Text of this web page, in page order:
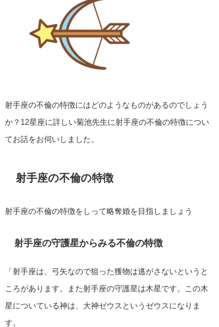
射手座の不倫の特徴にはどのようなものがあるのでしょう
か？12星座に詳しい菊池先生に射手座の不倫の特徴につい
てお話をお伺いしました。
射手座の不倫の特徴
射手座の不倫の特徴をしって略奪婚を目指しましょう
射手座の守護星からみる不倫の特徴
「射手座は、弓矢なので狙った獲物は逃がさないというと
ころがあります。また射手座の守護星は木星です。この木
星についている神は、大神ゼウスというゼウスになりま
す。